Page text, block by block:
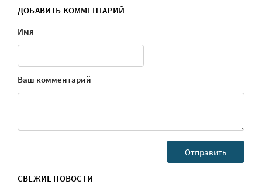
ДОБАВИТЬ КОММЕНТАРИЙ
Имя
Ваш комментарий
СВЕЖИЕ НОВОСТИ